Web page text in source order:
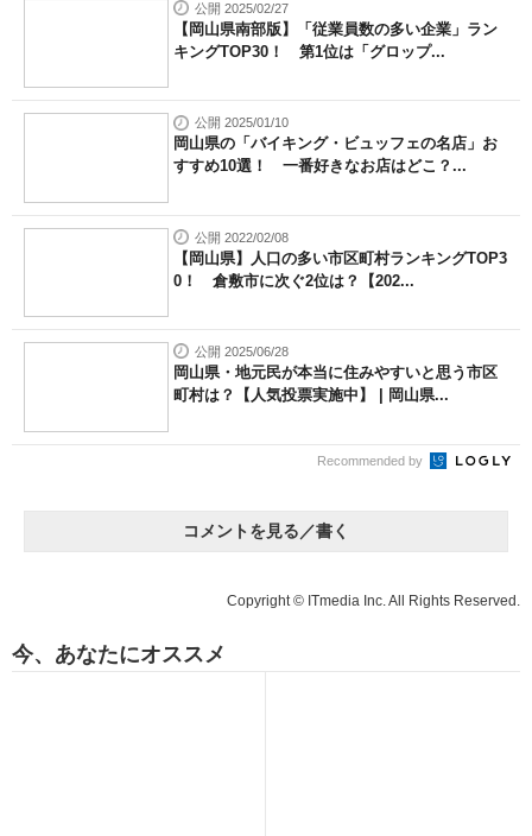
公開 2025/02/27
【岡山県南部版】「従業員数の多い企業」ラン
キングTOP30！ 第1位は「グロップ...
公開 2025/01/10
岡山県の「バイキング・ビュッフェの名店」お
すすめ10選！ 一番好きなお店はどこ？...
公開 2022/02/08
【岡山県】人口の多い市区町村ランキングTOP3
0！ 倉敷市に次ぐ2位は？【202...
公開 2025/06/28
岡山県・地元民が本当に住みやすいと思う市区
町村は？【人気投票実施中】 | 岡山県...
Recommended by
コメントを見る／書く
Copyright © ITmedia Inc. All Rights Reserved.
今、あなたにオススメ